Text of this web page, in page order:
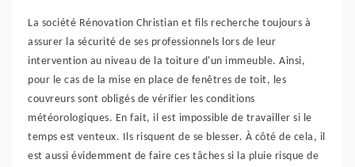
La société Rénovation Christian et fils recherche toujours à
assurer la sécurité de ses professionnels lors de leur
intervention au niveau de la toiture d'un immeuble. Ainsi,
pour le cas de la mise en place de fenêtres de toit, les
couvreurs sont obligés de vérifier les conditions
météorologiques. En fait, il est impossible de travailler si le
temps est venteux. Ils risquent de se blesser. À côté de cela, il
est aussi évidemment de faire ces tâches si la pluie risque de